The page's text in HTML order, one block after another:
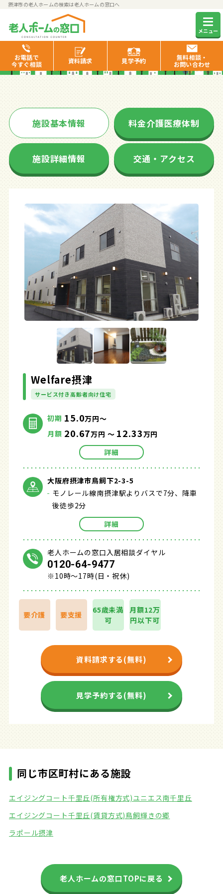
摂津市の老人ホームの検索は老人ホームの窓口へ
メニュー
お電話で
今すぐ相談
資料請求 見学予約
無料相談・
お問い合わせ
Welfare摂津
施設基本情報 料金介護医療体制
施設詳細情報 交通・アクセス
Welfare摂津
サービス付き高齢者向け住宅
初期 15.0万円～
月額 20.67万円 ～ 12.33万円
詳細
大阪府摂津市鳥飼下2-3-5
モノレール線南摂津駅よりバスで7分、降車
後徒歩2分
詳細
老人ホームの窓口入居相談ダイヤル
0120-64-9477
※10時～17時(日・祝休)
要介護 要支援
65歳未満
可
月額12万
円以下可
資料請求する(無料)
見学予約する(無料)
同じ市区町村にある施設
エイジングコート千里丘(所有権方式)ユニエス南千里丘
エイジングコート千里丘(賃貸方式)鳥飼輝きの郷
ラポール摂津
老人ホームの窓口TOPに戻る